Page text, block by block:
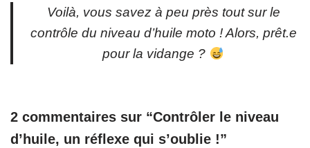
Voilà, vous savez à peu près tout sur le
contrôle du niveau d’huile moto ! Alors, prêt.e
pour la vidange ?
2 commentaires sur “Contrôler le niveau
d’huile, un réflexe qui s’oublie !”